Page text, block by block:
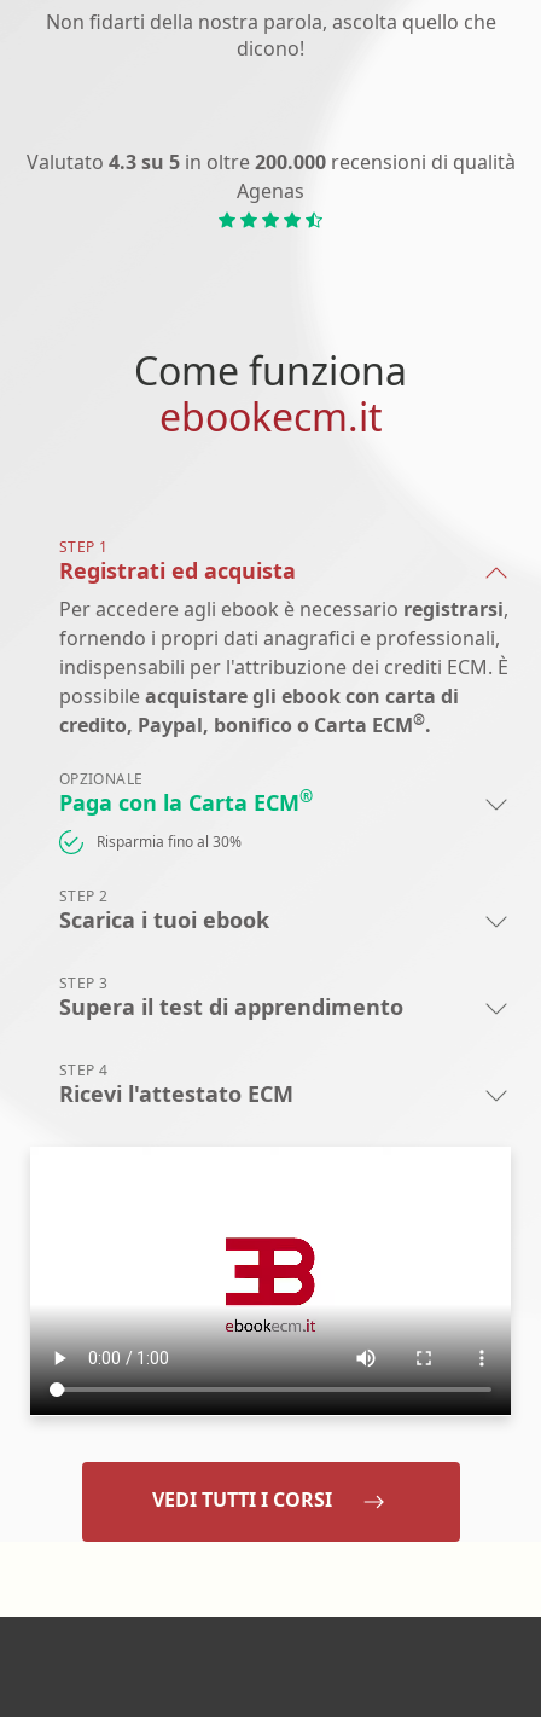
Non fidarti della nostra parola, ascolta quello che
dicono!
Valutato 4.3 su 5in oltre200.000recensioni di qualità
Agenas
Come funziona
ebookecm.it
STEP 1
Registrati ed acquista
Per accedere agli ebook è necessario registrarsi,
fornendo i propri dati anagrafici e professionali,
indispensabili per l'attribuzione dei crediti ECM. È
possibileacquistare gli ebook con carta di
credito, Paypal, bonifico o Carta ECM®.
OPZIONALE
Paga con la Carta ECM®
Risparmia fino al 30%
STEP 2
Scarica i tuoi ebook
STEP 3
Supera il test di apprendimento
STEP 4
Ricevi l'attestato ECM
VEDI TUTTI I CORSI